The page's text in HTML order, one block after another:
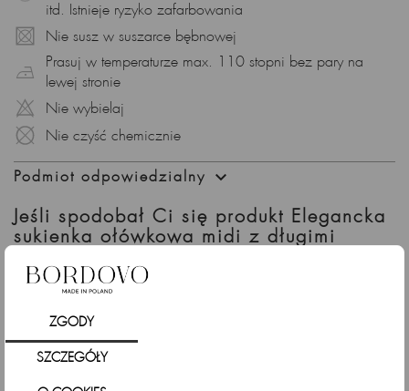
itd. Istnieje ryzyko zafarbowania
Nie susz w suszarce bębnowej
Prasuj w temperaturze max. 110 stopni bez pary na
lewej stronie
Nie wybielaj
Nie czyść chemicznie
Podmiot odpowiedzialny 
Jeśli spodobał Ci się produkt Elegancka
sukienka ołówkowa midi z długimi
ZGODY
SZCZEGÓŁY